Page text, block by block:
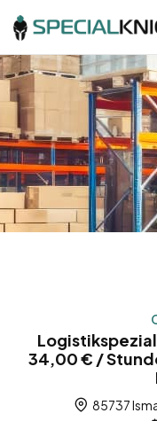
34,00 € /
85737